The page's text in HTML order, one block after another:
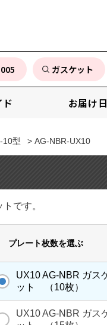
ガスケット
お届け
10型 > AG-NBR-UX10
です。
プレート枚数を選ぶ
UX10 AG-NBR ガス
ット （10枚）
UX10 AG-NBR ガス